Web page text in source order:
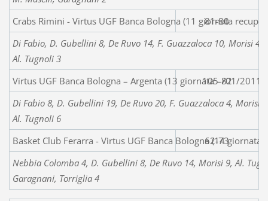
Crabs Rimini - Virtus UGF Banca Bologna (11 giornata
81-80
Di Fabio, D. Gubellini 8, De Ruvo 14, F. Guazzaloca 10, Morisi
Al. Tugnoli 3
Virtus UGF Banca Bologna – Argenta (13 giornata - /01/2011)
105-82
Di Fabio 8, D. Gubellini 19, De Ruvo 20, F. Guazzaloca 4,
Al. Tugnoli 6
Basket Club Ferarra - Virtus UGF Banca Bologna (14 giornata
62-73
Nebbia Colomba 4, D. Gubellini 8, De Ruvo 14, Morisi 9, Al.
Garagnani, Torriglia 4